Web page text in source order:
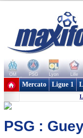
OM PSG Lyon Lille
+ de clubs
Mercato Ligue 1
PSG :